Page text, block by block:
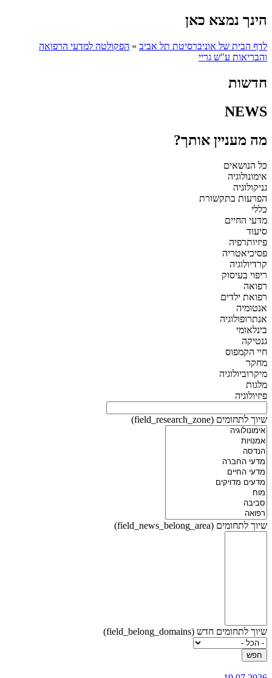
הינך נמצא כאן
לדף הבית של אוניברסיטת תל אביב » הפקולטה למדעי הרפואה
והבריאות ע"ש גריי
חדשות
NEWS
מה מעניין אותך?
כל הנושאים
אימונולוגיה
גניקולוגיה
הפרעות בתקשורת
כללי
מדעי החיים
סיעוד
פיזיותרפיה
פסיכיאטריה
קרדיולוגיה
ריפוי בעיסוק
רפואה
רפואת ילדים
אנטומיה
אנתרופולוגיה
בינלאומי
גנטיקה
חיי הקמפוס
מחקר
מיקרוביולוגיה
מלגות
פיזיולוגיה
שיוך לתחומים (field_research_zone)
שיוך לתחומים (field_news_belong_area)
שיוך לתחומים חדש (field_belong_domains)